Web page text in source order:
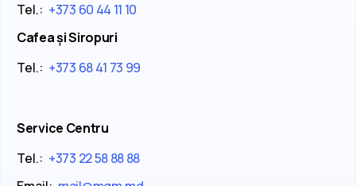
Tel.: +373 60 44 11 10
Cafea și Siropuri
Tel.: +373 68 41 73 99
Service Centru
Tel.: +373 22 58 88 88